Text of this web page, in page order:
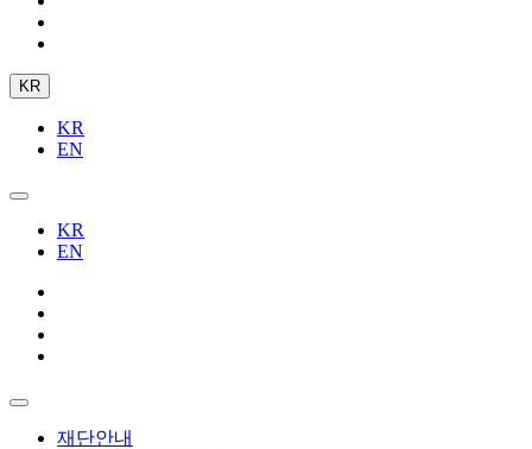
KR
KR
EN
KR
EN
재단안내